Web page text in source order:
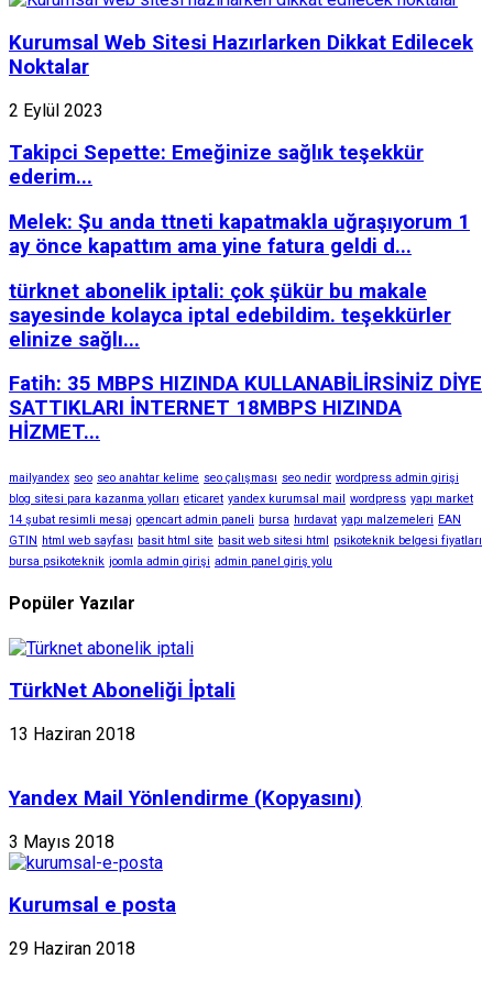
Kurumsal Web Sitesi Hazırlarken Dikkat Edilecek
Noktalar
2 Eylül 2023
Takipci Sepette: Emeğinize sağlık teşekkür
ederim...
Melek: Şu anda ttneti kapatmakla uğraşıyorum 1
ay önce kapattım ama yine fatura geldi d...
türknet abonelik iptali: çok şükür bu makale
sayesinde kolayca iptal edebildim. teşekkürler
elinize sağlı...
Fatih: 35 MBPS HIZINDA KULLANABİLİRSİNİZ DİYE
SATTIKLARI İNTERNET 18MBPS HIZINDA
HİZMET...
mailyandex seo seo anahtar kelime seo çalışması seo nedir wordpress admin girişi
blog sitesi para kazanma yolları eticaret yandex kurumsal mail wordpress yapı market
14 şubat resimli mesaj opencart admin paneli bursa hırdavat yapı malzemeleri EAN
GTIN
html web sayfası basit html site basit web sitesi html
psikoteknik belgesi fiyatları
bursa psikoteknik joomla admin girişi admin panel giriş yolu
Popüler Yazılar
TürkNet Aboneliği İptali
13 Haziran 2018
Yandex Mail Yönlendirme (Kopyasını)
3 Mayıs 2018
Kurumsal e posta
29 Haziran 2018